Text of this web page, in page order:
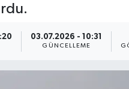
03.07.2026 - 10:31
GÜNCELLEME